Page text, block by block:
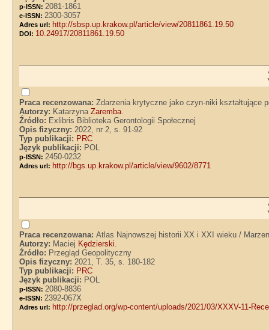
p-ISSN: 2081-1861
e-ISSN: 2300-3057
Adres url: http://sbsp.up.krakow.pl/article/view/20811861.19.50
DOI: 10.24917/20811861.19.50
Praca recenzowana:Zdarzenia krytyczne jako czyn-niki kształtujące
Autorzy: KatarzynaZaremba.
Źródło: Exlibris Biblioteka Gerontologii Społecznej
Opis fizyczny:2022, nr 2, s. 91-92
Typ publikacji: PRC
Język publikacji: POL
p-ISSN: 2450-0232
Adres url: http://bgs.up.krakow.pl/article/view/9602/8771
Praca recenzowana:Atlas Najnowszej historii XX i XXI wieku /
Autorzy: Maciej Kędzierski.
Źródło: Przegląd Geopolityczny
Opis fizyczny:2021, T. 35, s. 180-182
Typ publikacji: PRC
Język publikacji: POL
p-ISSN: 2080-8836
e-ISSN: 2392-067X
Adres url: http://przeglad.org/wp-content/uploads/2021/03/XXXV-11-